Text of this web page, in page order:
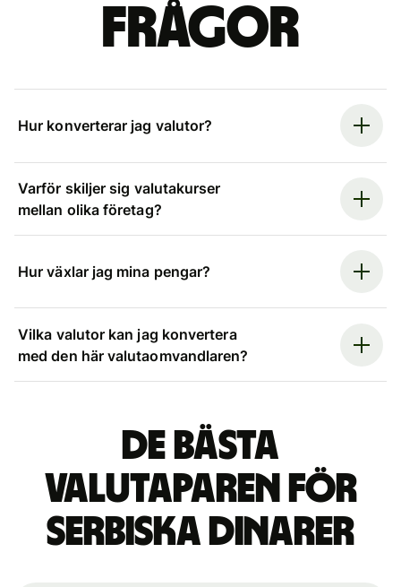
frågor
Hur konverterar jag valutor?
Varför skiljer sig valutakurser
mellan olika företag?
Hur växlar jag mina pengar?
Vilka valutor kan jag konvertera
med den här valutaomvandlaren?
De bästa
valutaparen för
serbiska dinarer